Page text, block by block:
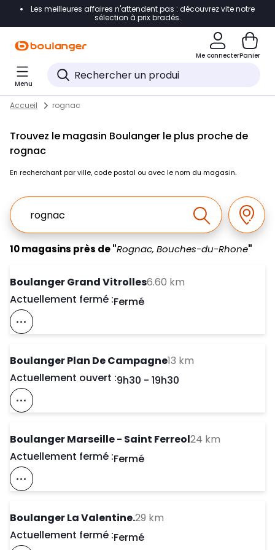
Accéder directement à la navigation
Accéder directement au pied de page
Accéder directement au chatbot
Les meilleures affaires n'attendent pas : découvrez vite notre
sélection à prix bradés.
Me connecterPanier
Menu
Skip to content
Return to Nav
Accueil rognac
Trouvez le magasin Boulanger le plus proche de
rognac
En recherchant par ville, code postal ou avec le nom du magasin.
Ville, Region, Code postal ou Ville & Pays
Effectuer la
10 magasins près de "Rognac, Bouches-du-Rhone"
Boulanger Grand Vitrolles6.60 km
Actuellement fermé :Day of the Week
Fermé
Voir Ce Magasin Sur La Carte
Boulanger Plan De Campagne13 km
Actuellement ouvert :Day of the Week
9h30 - 19h30
Voir Ce Magasin Sur La Carte
Boulanger Marseille - Saint Ferreol24 km
Actuellement fermé :Day of the Week
Fermé
Voir Ce Magasin Sur La Carte
Boulanger La Valentine.29 km
Actuellement fermé :Day of the Week
Fermé